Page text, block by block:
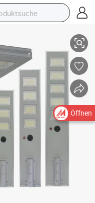
Öffnen